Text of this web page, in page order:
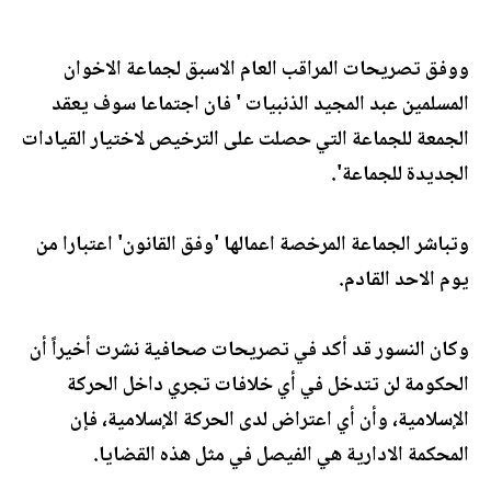
ووفق تصريحات المراقب العام الاسبق لجماعة الاخوان
المسلمين عبد المجيد الذنبيات ' فان اجتماعا سوف يعقد
الجمعة للجماعة التي حصلت على الترخيص لاختيار القيادات
الجديدة للجماعة'.
وتباشر الجماعة المرخصة اعمالها 'وفق القانون' اعتبارا من
يوم الاحد القادم.
وكان النسور قد أكد في تصريحات صحافية نشرت أخيراً أن
الحكومة لن تتدخل في أي خلافات تجري داخل الحركة
الإسلامية، وأن أي اعتراض لدى الحركة الإسلامية، فإن
المحكمة الادارية هي الفيصل في مثل هذه القضايا.